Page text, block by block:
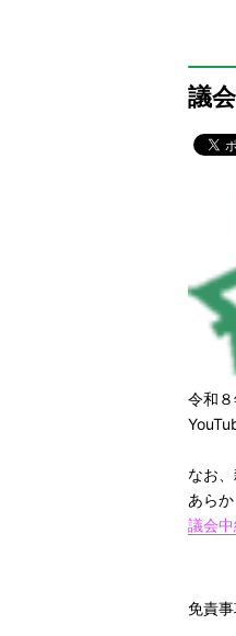
議
令和
なお
あら
議会
免責